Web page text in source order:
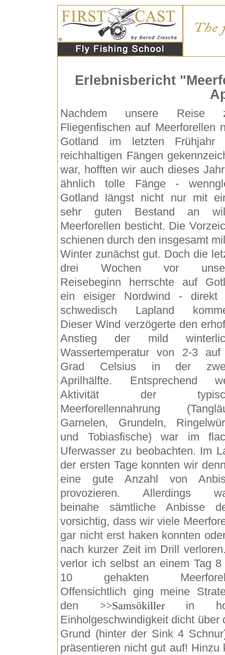
Erlebnisbericht
Nachdem unsere Reise
Fliegenfischen auf Meerforellen
Gotland im letzten Frühjahr
reichhaltigen Fängen
war, hofften wir auch dieses
ähnlich tolle Fänge -
Gotland längst nicht nur mit
sehr guten Bestand an
Meerforellen besticht. Die
schienen durch den insgesamt
Winter zunächst gut. Doch die
drei Wochen vor
Reisebeginn herrschte auf
ein eisiger Nordwind - direkt
schwedisch Lapland
Dieser Wind verzögerte den
Anstieg der mild
Wassertemperatur von 2-3
Grad Celsius in der
Aprilhälfte. Entsprechend
Aktivität der
Meerforellennahrung
Garnelen, Grundeln,
und Tobiasfische) war im
Uferwasser zu beobachten. Im
der ersten Tage konnten wir
eine gute Anzahl von
provozieren. Allerdings
beinahe sämtliche Anbisse
vorsichtig, dass wir viele
gar nicht erst haken konnten
nach kurzer Zeit im Drill
verlor ich selbst an einem Tag 8
10 gehakten
Offensichtlich ging meine
den >>Samsökillerin
Einholgeschwindigkeit dicht über
Grund (hinter der Sink 4
präsentieren nicht gut auf! Hinzu